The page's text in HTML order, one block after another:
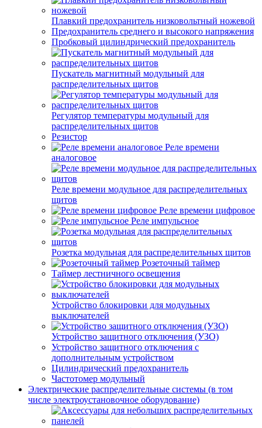
Плавкий предохранитель низковольтный ножевой
Предохранитель среднего и высокого напряжения
Пробковый цилиндрический предохранитель
Пускатель магнитный модульный для
распределительных щитов
Регулятор температуры модульный для
распределительных щитов
Резистор
Реле времени
аналоговое
Реле времени модульное для распределительных
щитов
Реле времени цифровое
Реле импульсное
Розетка модульная для распределительных щитов
Розеточный таймер
Таймер лестничного освещения
Устройство блокировки для модульных
выключателей
Устройство защитного отключения (УЗО)
Устройство защитного отключения с
дополнительным устройством
Цилиндрический предохранитель
Частотомер модульный
Электрические распределительные системы (в том
числе электроустановочное оборудование)